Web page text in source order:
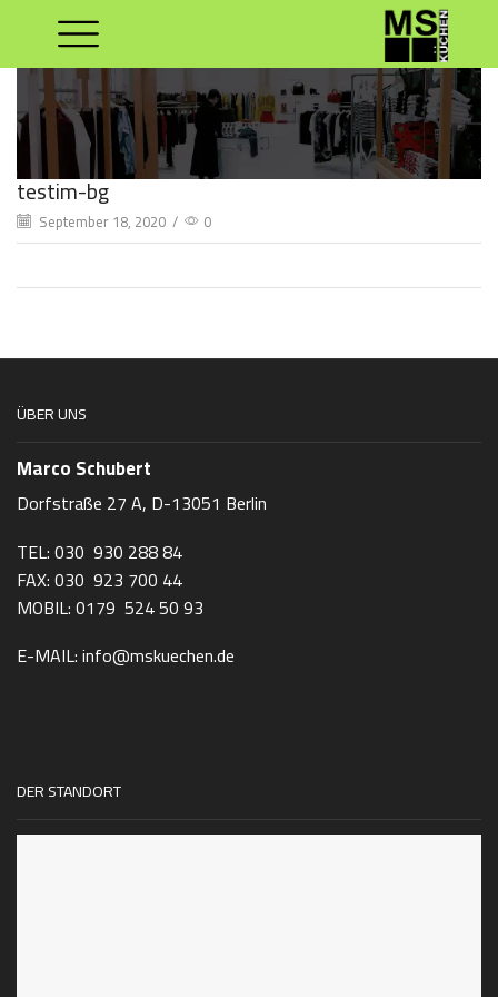
testim-bg
September 18, 2020 / 0
ÜBER UNS
Marco Schubert
Dorfstraße 27 A, D-13051 Berlin
TEL: 030 930 288 84
FAX: 030 923 700 44
MOBIL: 0179 524 50 93
E-MAIL: info@mskuechen.de
DER STANDORT